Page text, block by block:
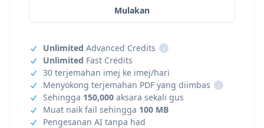
Mulakan
Unlimited Advanced Credits
i
Unlimited Fast Credits
30 terjemahan imej ke imej/hari
Menyokong terjemahan PDF yang diimbas
i
Sehingga 150,000 aksara sekali gus
Muat naik fail sehingga 100 MB
Pengesanan AI tanpa had